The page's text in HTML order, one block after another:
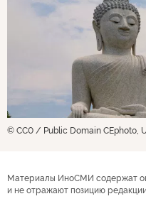
© CC0 / Public Domain CEphoto,
Материалы ИноСМИ содержат
и не отражают позицию